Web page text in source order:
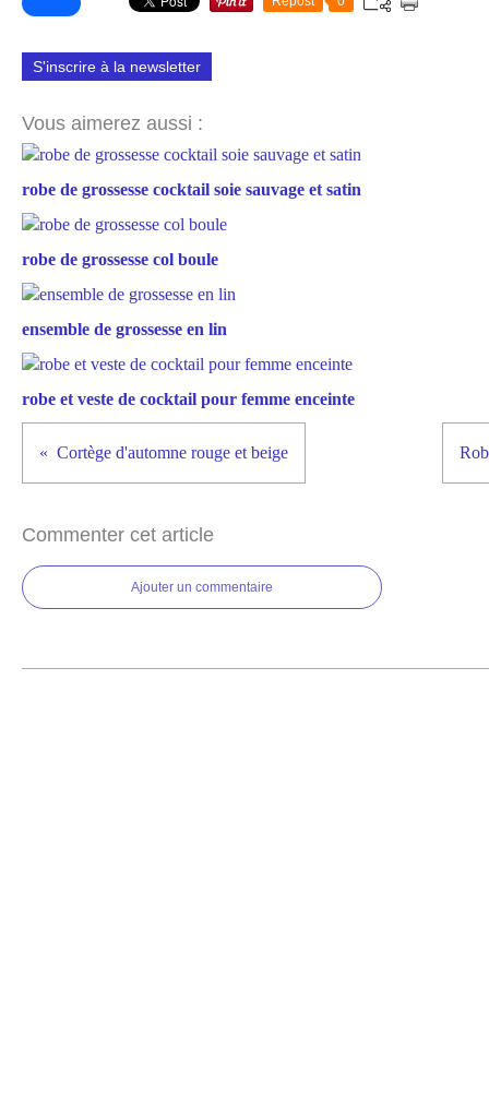
S'inscrire à la newsletter
Vous aimerez aussi :
robe de grossesse cocktail soie sauvage et satin
robe de grossesse col boule
ensemble de grossesse en lin
robe et veste de cocktail pour femme enceinte
Cortège d'automne rouge et beige
Commenter cet article
Ajouter un commentaire